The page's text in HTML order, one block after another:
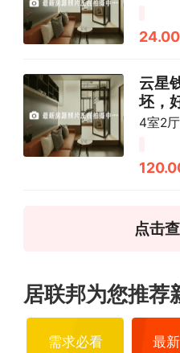
24.00
云星
坯，
4室2
点击
居联邦为您推荐
需求必看 最